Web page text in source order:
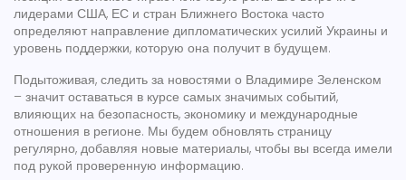
лидерами США, ЕС и стран Ближнего Востока часто
определяют направление дипломатических усилий Украины и
уровень поддержки, которую она получит в будущем.
Подытоживая, следить за новостями о Владимире Зеленском
– значит оставаться в курсе самых значимых событий,
влияющих на безопасность, экономику и международные
отношения в регионе. Мы будем обновлять страницу
регулярно, добавляя новые материалы, чтобы вы всегда имели
под рукой проверенную информацию.